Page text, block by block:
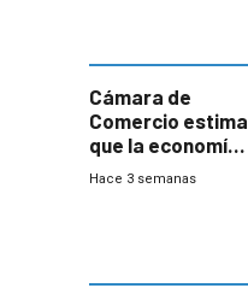
Cámara de
Comercio estima
que la economía
crecerá 1,6%
Hace 3 semanas